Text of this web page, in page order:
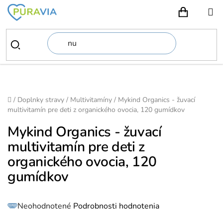
Prejsť
obsah
Domov
/ Doplnky stravy / Multivitamíny / Mykind Organics - žuvací
multivitamín pre deti z organického ovocia, 120 gumídkov
Mykind Organics - žuvací
multivitamín pre deti z
organického ovocia, 120
gumídkov
Priemerné
hodnotenie
Neohodnotené Podrobnosti hodnotenia